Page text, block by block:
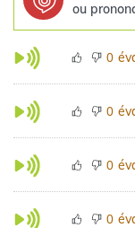
ou
0
0
0
0